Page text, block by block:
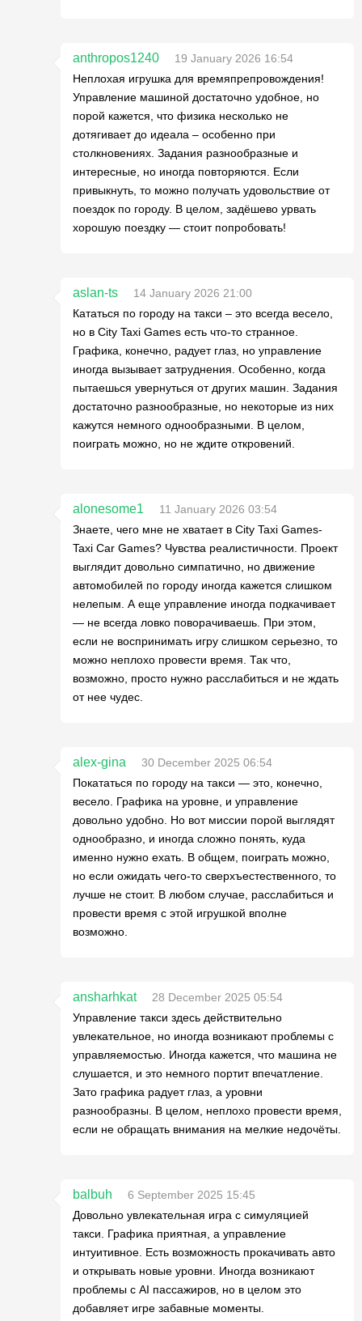
anthropos1240
19 January 2026 16:54
Неплохая игрушка для времяпрепровождения!
Управление машиной достаточно удобное, но
порой кажется, что физика несколько не
дотягивает до идеала – особенно при
столкновениях. Задания разнообразные и
интересные, но иногда повторяются. Если
привыкнуть, то можно получать удовольствие от
поездок по городу. В целом, задёшево урвать
хорошую поездку — стоит попробовать!
aslan-ts
14 January 2026 21:00
Кататься по городу на такси – это всегда весело,
но в City Taxi Games есть что-то странное.
Графика, конечно, радует глаз, но управление
иногда вызывает затруднения. Особенно, когда
пытаешься увернуться от других машин. Задания
достаточно разнообразные, но некоторые из них
кажутся немного однообразными. В целом,
поиграть можно, но не ждите откровений.
alonesome1
11 January 2026 03:54
Знаете, чего мне не хватает в City Taxi Games-
Taxi Car Games? Чувства реалистичности. Проект
выглядит довольно симпатично, но движение
автомобилей по городу иногда кажется слишком
нелепым. А еще управление иногда подкачивает
— не всегда ловко поворачиваешь. При этом,
если не воспринимать игру слишком серьезно, то
можно неплохо провести время. Так что,
возможно, просто нужно расслабиться и не ждать
от нее чудес.
alex-gina
30 December 2025 06:54
Покататься по городу на такси — это, конечно,
весело. Графика на уровне, и управление
довольно удобно. Но вот миссии порой выглядят
однообразно, и иногда сложно понять, куда
именно нужно ехать. В общем, поиграть можно,
но если ожидать чего-то сверхъестественного, то
лучше не стоит. В любом случае, расслабиться и
провести время с этой игрушкой вполне
возможно.
ansharhkat
28 December 2025 05:54
Управление такси здесь действительно
увлекательное, но иногда возникают проблемы с
управляемостью. Иногда кажется, что машина не
слушается, и это немного портит впечатление.
Зато графика радует глаз, а уровни
разнообразны. В целом, неплохо провести время,
если не обращать внимания на мелкие недочёты.
balbuh
6 September 2025 15:45
Довольно увлекательная игра с симуляцией
такси. Графика приятная, а управление
интуитивное. Есть возможность прокачивать авто
и открывать новые уровни. Иногда возникают
проблемы с AI пассажиров, но в целом это
добавляет игре забавные моменты.